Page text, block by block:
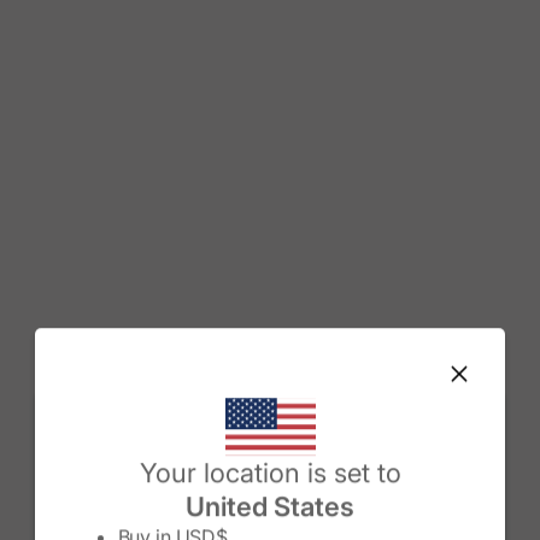
Your location is set to
United States
Change country/region